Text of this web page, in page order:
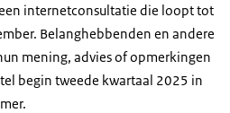
internetconsultatie die loopt tot
Belanghebbenden en andere
mening, advies of opmerkingen
begin tweede kwartaal 2025 in